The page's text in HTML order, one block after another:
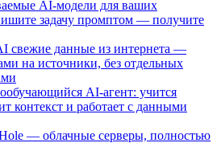
AI-модели для ваших
задачу промптом — получите
свежие данные из интернета —
на источники, без отдельных
AI-агент: учится
контекст и работает с данными
— облачные серверы, полностью